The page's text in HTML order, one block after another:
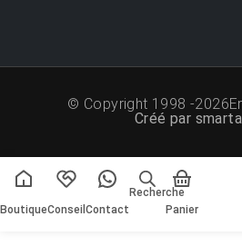
© Copyright 1998 -
Créé par
BoutiqueConseil Contact
Recherche
Panier